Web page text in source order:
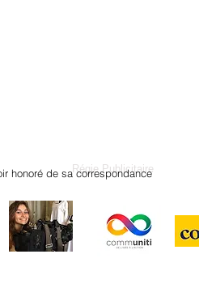
Régie Publicitaire
honoré de sa correspondance